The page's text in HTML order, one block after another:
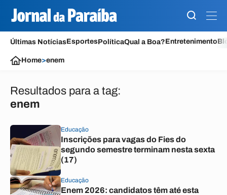
Últimas NotíciasEsportesPolíticaQual a Boa?Entretenimento
Home>enem
Resultados para a tag:
enem
Educação
Inscrições para vagas do Fies do
segundo semestre terminam nesta sexta
(17)
Educação
Enem 2026: candidatos têm até esta